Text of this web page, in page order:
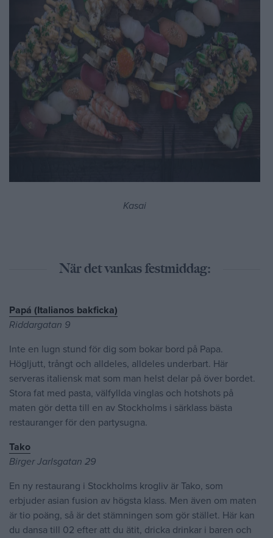
Kasai
När det vankas festmiddag:
Papá (Italianos bakficka)
Riddargatan 9
Inte en lugn stund för dig som bokar bord på Papa.
Högljutt, trångt och alldeles, alldeles underbart. Här
serveras italiensk mat som man helst delar på över bordet.
Stora fat med pasta, välfyllda vinglas och hotshots på
maten gör detta till en av Stockholms i särklass bästa
restauranger för den partysugna.
Tako
Birger Jarlsgatan 29
En ny restaurang i Stockholms krogliv är Tako, som
erbjuder asian fusion av högsta klass. Men även om maten
är tio poäng, så är det stämningen som gör stället. Här kan
du dansa till 02 efter att du ätit, dricka drinkar i baren och